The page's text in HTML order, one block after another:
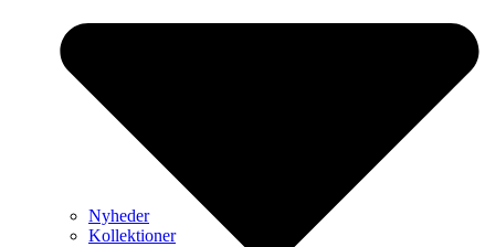
Nyheder
Kollektioner